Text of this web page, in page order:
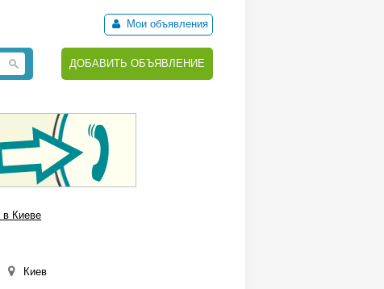
Мои объявления
ДОБАВИТЬ ОБЪЯВЛЕНИЕ
в Киеве
Киев